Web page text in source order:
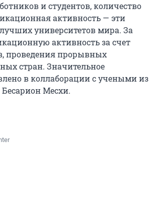
и студентов, количество
активность — эти
университетов мира. За
активность за счет
проведения прорывных
стран. Значительное
в коллаборации с учеными из
Месхи.